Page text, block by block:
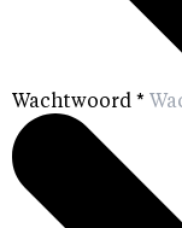
Wachtwoord *